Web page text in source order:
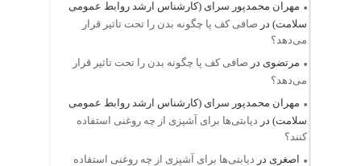
مهران محمدپور سرای (کارشناس ارشد روابط عمومی
سلامت) در صافی کف پا چگونه بدن را تحت تاثیر قرار
می‌دهد؟
مرتضوی در صافی کف پا چگونه بدن را تحت تاثیر قرار
می‌دهد؟
مهران محمدپور سرای (کارشناس ارشد روابط عمومی
سلامت) در دیابتی‌ها برای آشپزی از چه روغنی استفاده
کنند؟
اصغری در دیابتی‌ها برای آشپزی از چه روغنی استفاده